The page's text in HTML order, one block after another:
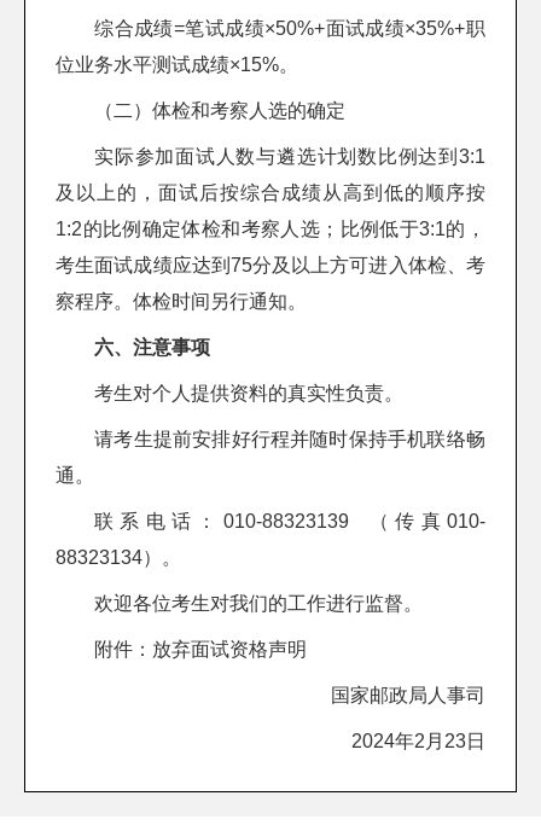
综合成绩=笔试成绩×50%+面试成绩×35%+职
位业务水平测试成绩×15%。
（二）体检和考察人选的确定
实际参加面试人数与遴选计划数比例达到3:1
及以上的，面试后按综合成绩从高到低的顺序按
1:2的比例确定体检和考察人选；比例低于3:1的，
考生面试成绩应达到75分及以上方可进入体检、考
察程序。体检时间另行通知。
六、注意事项
考生对个人提供资料的真实性负责。
请考生提前安排好行程并随时保持手机联络畅
通。
联系电话：010-88323139 （传真010-
88323134）。
欢迎各位考生对我们的工作进行监督。
附件： 放弃面试资格声明
国家邮政局人事司
2024年2月23日